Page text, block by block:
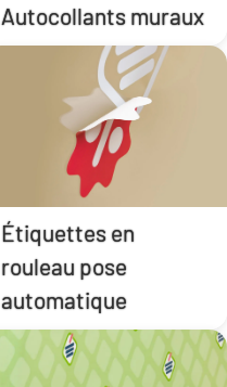
Autocollants muraux
Étiquettes en
rouleau pose
automatique